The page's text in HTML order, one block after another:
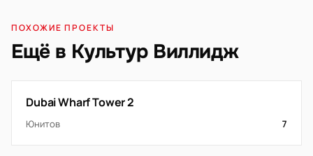
ПОХОЖИЕ ПРОЕКТЫ
Ещё в Культур Виллидж
Dubai Wharf Tower 2
Юнитов 7